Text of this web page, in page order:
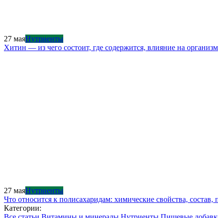
27 маяНутриенты
Хитин — из чего состоит, где содержится, влияние на организм
27 маяНутриенты
Что относится к полисахаридам: химические свойства, состав,
Категории: